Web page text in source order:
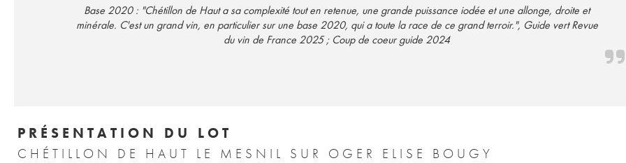
Base 2020 : "Chétillon de Haut a sa complexité tout en retenue, une grande puissance iodée et une allonge, droite et
minérale. C'est un grand vin, en particulier sur une base 2020, qui a toute la race de ce grand terroir.", Guide vert Revue
du vin de France 2025 ; Coup de coeur guide 2024
PRÉSENTATION DU LOT
CHÉTILLON DE HAUT LE MESNIL SUR OGER ELISE BOUGY